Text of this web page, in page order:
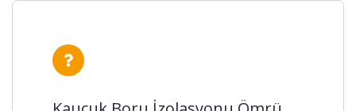
Kauçuk Boru İzolasyonu Ömrü
Ne Kadardır?